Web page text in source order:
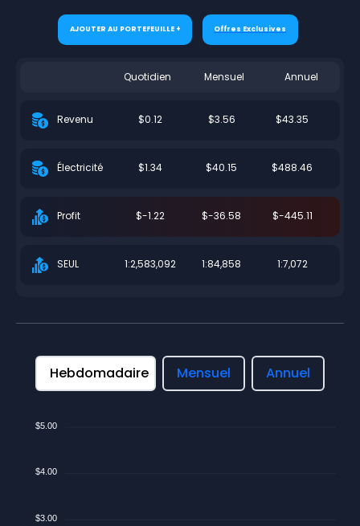
AJOUTER AU PORTEFEUILLE + Offres Exclusives
Quotidien Mensuel Annuel
Revenu $0.12 $3.56 $43.35
Électricité $1.34 $40.15 $488.46
Profit $-1.22 $-36.58 $-445.11
SEUL 1:2,583,092 1:84,858 1:7,072
Hebdomadaire Mensuel Annuel
$5.00
$4.00
$3.00